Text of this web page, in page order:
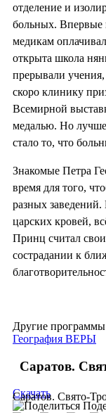
отделение и
больных. Впервые
медикам
открыта школа
прерывали
скоро клинику
Всемирной
медалью. Но
стало то, что
Знакомые Петра
время для того,
разных
царских кровей,
Принц считал
сострадании к
Другие программы
География ВЕРЫ
Саратов.
Саратов. Свято-
Скачать